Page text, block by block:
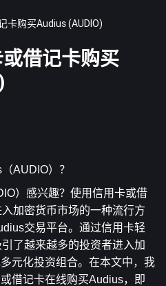
卡购买Audius (AUDIO)
借记卡购买
AUDIO）？
）感兴趣？使用信用卡或借
加密货币市场的一种流行方
交易平台。通过信用卡轻
了越来越多的投资者进入加
元化投资组合。在本文中，我
借记卡在线购买Audius，即